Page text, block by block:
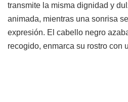
transmite la misma dignidad y
animada, mientras una sonrisa
expresión. El cabello negro
recogido, enmarca su rostro con